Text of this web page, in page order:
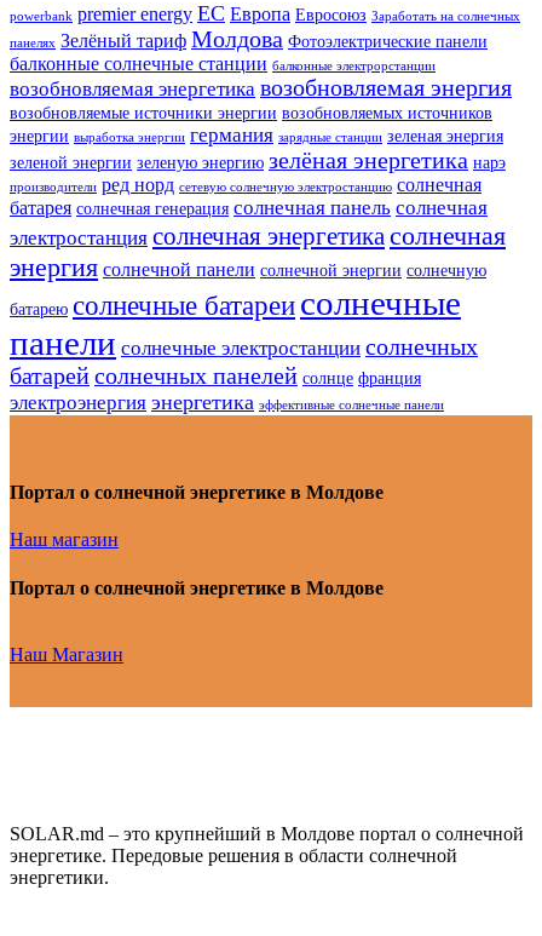
powerbank premier energy ЕС Европа Евросоюз Заработать на солнечных
панелях Зелёный тариф Молдова Фотоэлектрические панели
балконные солнечные станции балконные электрорстанции
возобновляемая энергетика возобновляемая энергия
возобновляемые источники энергии возобновляемых источников
энергии выработка энергии германия зарядные станции зеленая энергия
зеленой энергии зеленую энергию зелёная энергетика нарэ
производители ред норд сетевую солнечную электростанцию солнечная
батарея солнечная генерация солнечная панель солнечная
электростанция солнечная энергетикасолнечная
энергия солнечной панели солнечной энергии солнечную
батарею солнечные батареисолнечные
панели солнечные электростанции солнечных
батарейсолнечных панелей солнце франция
электроэнергия энергетика эффективные солнечные панели
Портал о солнечной энергетике в Молдове
Наш магазин
Портал о солнечной энергетике в Молдове
Наш Магазин
SOLAR.md – это крупнейший в Молдове портал о солнечной
энергетике. Передовые решения в области солнечной
энергетики.